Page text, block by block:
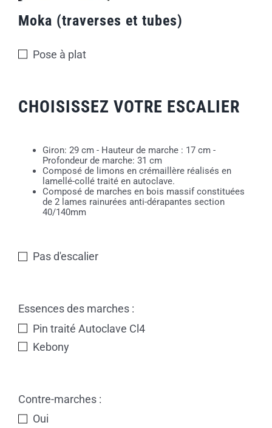
Moka (traverses et tubes)
Pose à plat
CHOISISSEZ VOTRE ESCALIER
Giron: 29 cm - Hauteur de marche : 17 cm -
Profondeur de marche: 31 cm
Composé de limons en crémaillère réalisés en
lamellé-collé traité en autoclave.
Composé de marches en bois massif constituées
de 2 lames rainurées anti-dérapantes section
40/140mm
Pas d'escalier
Essences des marches :
Pin traité Autoclave Cl4
Kebony
Contre-marches :
Oui